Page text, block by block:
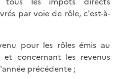
par voie de rôle, c'est-à-
pour les rôles émis au
concernant les revenus
précédente ;